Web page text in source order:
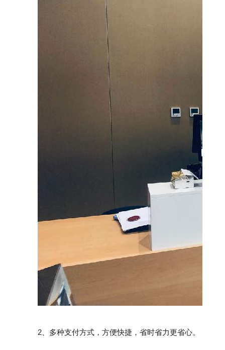
2、多种支付方式，方便快捷，省时省力更省心。